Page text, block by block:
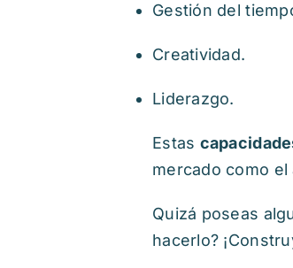
Gestión del
Creatividad.
Liderazgo.
Estas
mercado como
Quizá poseas
hacerlo?